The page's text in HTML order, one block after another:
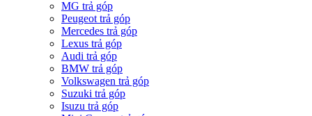
MG trả góp
Peugeot trả góp
Mercedes trả góp
Lexus trả góp
Audi trả góp
BMW trả góp
Volkswagen trả góp
Suzuki trả góp
Isuzu trả góp